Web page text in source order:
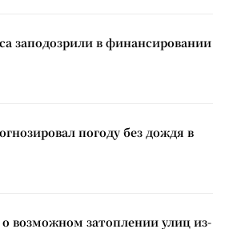
заподозрили в финансировании
погоду без дождя в
возможном затоплении улиц из-